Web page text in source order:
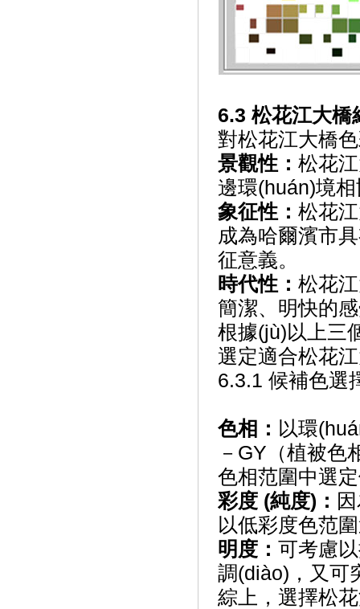
6.3 松花江大
對松花江大橋色
景觀性： 松花
邊環(huán)境
象征性： 松花江
成為哈爾濱市
征意義。
時代性： 松花江
簡潔、明快的
根據(jù)以上三
選定適合松花江
6.3.1 候補色選
色相： 以環
－GY（植被色
色相范圍中選定候
彩度 (純度) ：
以低彩度色范圍
明度： 可考慮
調(diào)，又可
綜上，選擇